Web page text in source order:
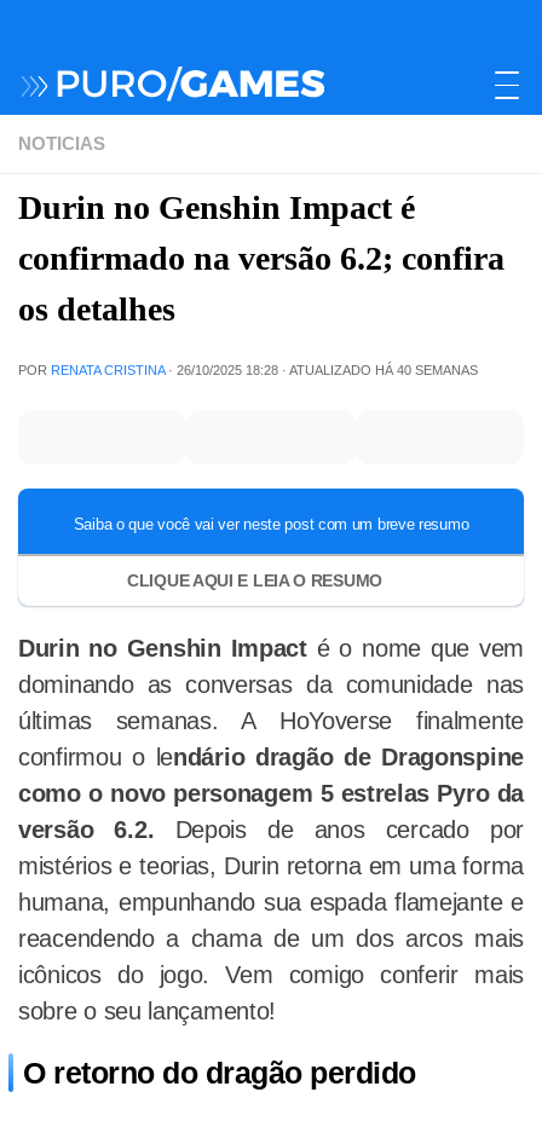
NOTICIAS
Durin no Genshin Impact é
confirmado na versão 6.2; confira
os detalhes
POR RENATA CRISTINA · 26/10/2025 18:28 · ATUALIZADO HÁ 40 SEMANAS
Durin no Genshin Impacté o nome que vem
dominando as conversas da comunidade nas
últimas semanas. A HoYoverse finalmente
confirmou o lendário dragão de Dragonspine
como o novo personagem 5 estrelas Pyro da
versão 6.2. Depois de anos cercado por
mistérios e teorias, Durin retorna em uma forma
humana, empunhando sua espada flamejante e
reacendendo a chama de um dos arcos mais
icônicos do jogo. Vem comigo conferir mais
sobre o seu lançamento!
O retorno do dragão perdido